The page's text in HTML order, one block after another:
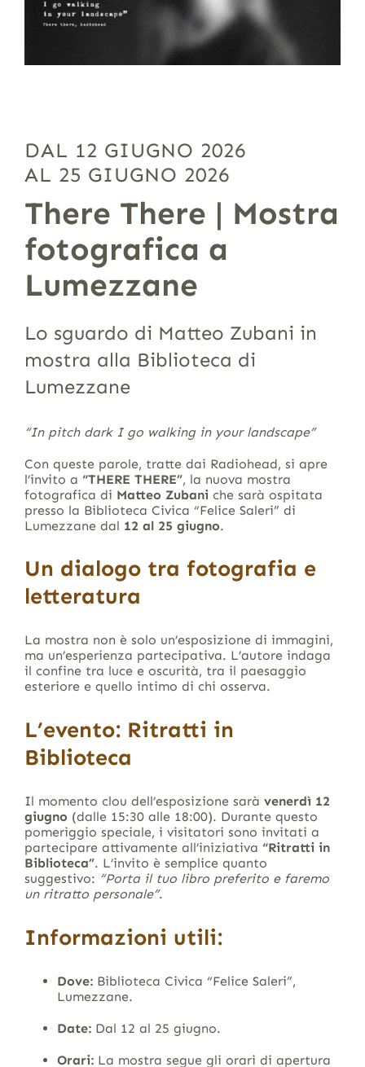
DAL 12 GIUGNO 2026
AL 25 GIUGNO 2026
There There | Mostra
fotografica a
Lumezzane
Lo sguardo di Matteo Zubani in
mostra alla Biblioteca di
Lumezzane
“In pitch dark I go walking in your landscape”
Con queste parole, tratte dai Radiohead, si apre
l’invito a “THERE THERE”, la nuova mostra
fotografica di Matteo Zubaniche sarà ospitata
presso la Biblioteca Civica “Felice Saleri” di
Lumezzane dal 12 al 25 giugno.
Un dialogo tra fotografia e
letteratura
La mostra non è solo un’esposizione di immagini,
ma un’esperienza partecipativa. L’autore indaga
il confine tra luce e oscurità, tra il paesaggio
esteriore e quello intimo di chi osserva.
L’evento: Ritratti in
Biblioteca
Il momento clou dell’esposizione sarà venerdì 12
giugno (dalle 15:30 alle 18:00). Durante questo
pomeriggio speciale, i visitatori sono invitati a
partecipare attivamente all’iniziativa “Ritratti in
Biblioteca”. L’invito è semplice quanto
suggestivo: “Porta il tuo libro preferito e faremo
un ritratto personale”.
Informazioni utili:
Dove:Biblioteca Civica “Felice Saleri”,
Lumezzane.
Date:Dal 12 al 25 giugno.
Orari:La mostra segue gli orari di apertura